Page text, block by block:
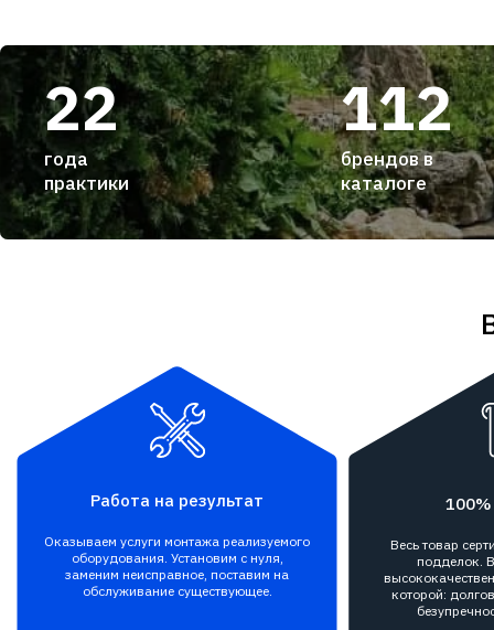
22
года
практики
112
брендов в
каталоге
Работа на результат
Оказываем услуги монтажа реализуемого
оборудования. Установим с нуля,
заменим неисправное, поставим на
обслуживание существующее.
Весь товар
подделок.
которой: